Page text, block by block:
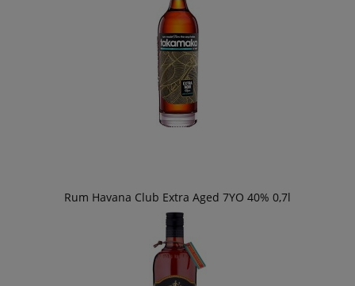
Rum Havana Club Extra Aged 7YO 40% 0,7l